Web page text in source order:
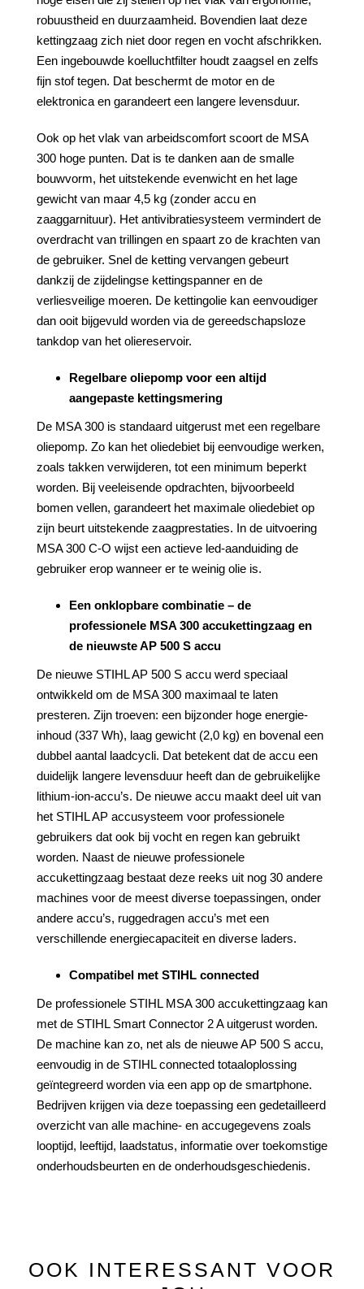
robuustheid en duurzaamheid. Bovendien laat deze
kettingzaag zich niet door regen en vocht afschrikken.
Een ingebouwde koelluchtfilter houdt zaagsel en zelfs
fijn stof tegen. Dat beschermt de motor en de
elektronica en garandeert een langere levensduur.
Ook op het vlak van arbeidscomfort scoort de MSA
300 hoge punten. Dat is te danken aan de smalle
bouwvorm, het uitstekende evenwicht en het lage
gewicht van maar 4,5 kg (zonder accu en
zaaggarnituur). Het antivibratiesysteem vermindert de
overdracht van trillingen en spaart zo de krachten van
de gebruiker. Snel de ketting vervangen gebeurt
dankzij de zijdelingse kettingspanner en de
verliesveilige moeren. De kettingolie kan eenvoudiger
dan ooit bijgevuld worden via de gereedschapsloze
tankdop van het oliereservoir.
Regelbare oliepomp voor een altijd
aangepaste kettingsmering
De MSA 300 is standaard uitgerust met een regelbare
oliepomp. Zo kan het oliedebiet bij eenvoudige werken,
zoals takken verwijderen, tot een minimum beperkt
worden. Bij veeleisende opdrachten, bijvoorbeeld
bomen vellen, garandeert het maximale oliedebiet op
zijn beurt uitstekende zaagprestaties. In de uitvoering
MSA 300 C-O wijst een actieve led-aanduiding de
gebruiker erop wanneer er te weinig olie is.
Een onklopbare combinatie – de
professionele MSA 300 accukettingzaag en
de nieuwste AP 500 S accu
De nieuwe STIHL AP 500 S accu werd speciaal
ontwikkeld om de MSA 300 maximaal te laten
presteren. Zijn troeven: een bijzonder hoge energie-
inhoud (337 Wh), laag gewicht (2,0 kg) en bovenal een
dubbel aantal laadcycli. Dat betekent dat de accu een
duidelijk langere levensduur heeft dan de gebruikelijke
lithium-ion-accu’s. De nieuwe accu maakt deel uit van
het STIHL AP accusysteem voor professionele
gebruikers dat ook bij vocht en regen kan gebruikt
worden. Naast de nieuwe professionele
accukettingzaag bestaat deze reeks uit nog 30 andere
machines voor de meest diverse toepassingen, onder
andere accu’s, ruggedragen accu’s met een
verschillende energiecapaciteit en diverse laders.
Compatibel met STIHL connected
De professionele STIHL MSA 300 accukettingzaag kan
met de STIHL Smart Connector 2 A uitgerust worden.
De machine kan zo, net als de nieuwe AP 500 S accu,
eenvoudig in de STIHL connected totaaloplossing
geïntegreerd worden via een app op de smartphone.
Bedrijven krijgen via deze toepassing een gedetailleerd
overzicht van alle machine- en accugegevens zoals
looptijd, leeftijd, laadstatus, informatie over toekomstige
onderhoudsbeurten en de onderhoudsgeschiedenis.
OOK INTERESSANT VOOR